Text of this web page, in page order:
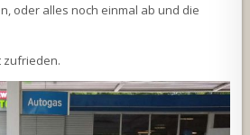
oder alles noch einmal ab und die
zufrieden.